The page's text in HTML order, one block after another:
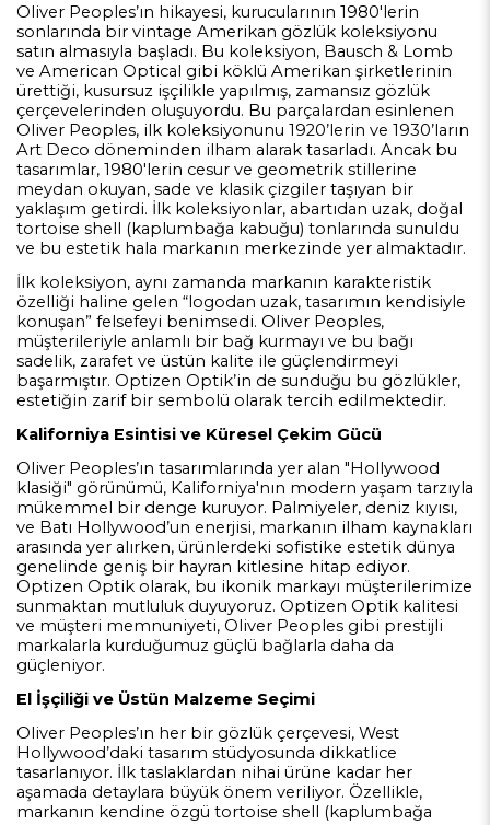
Oliver Peoples’ın hikayesi, kurucularının 1980'lerin
sonlarında bir vintage Amerikan gözlük koleksiyonu
satın almasıyla başladı. Bu koleksiyon, Bausch & Lomb
ve American Optical gibi köklü Amerikan şirketlerinin
ürettiği, kusursuz işçilikle yapılmış, zamansız gözlük
çerçevelerinden oluşuyordu. Bu parçalardan esinlenen
Oliver Peoples, ilk koleksiyonunu 1920’lerin ve 1930’ların
Art Deco döneminden ilham alarak tasarladı. Ancak bu
tasarımlar, 1980'lerin cesur ve geometrik stillerine
meydan okuyan, sade ve klasik çizgiler taşıyan bir
yaklaşım getirdi. İlk koleksiyonlar, abartıdan uzak, doğal
tortoise shell (kaplumbağa kabuğu) tonlarında sunuldu
ve bu estetik hala markanın merkezinde yer almaktadır.
İlk koleksiyon, aynı zamanda markanın karakteristik
özelliği haline gelen “logodan uzak, tasarımın kendisiyle
konuşan” felsefeyi benimsedi. Oliver Peoples,
müşterileriyle anlamlı bir bağ kurmayı ve bu bağı
sadelik, zarafet ve üstün kalite ile güçlendirmeyi
başarmıştır. Optizen Optik’in de sunduğu bu gözlükler,
estetiğin zarif bir sembolü olarak tercih edilmektedir.
Kaliforniya Esintisi ve Küresel Çekim Gücü
Oliver Peoples’ın tasarımlarında yer alan "Hollywood
klasiği" görünümü, Kaliforniya'nın modern yaşam tarzıyla
mükemmel bir denge kuruyor. Palmiyeler, deniz kıyısı,
ve Batı Hollywood’un enerjisi, markanın ilham kaynakları
arasında yer alırken, ürünlerdeki sofistike estetik dünya
genelinde geniş bir hayran kitlesine hitap ediyor.
Optizen Optik olarak, bu ikonik markayı müşterilerimize
sunmaktan mutluluk duyuyoruz. Optizen Optik kalitesi
ve müşteri memnuniyeti, Oliver Peoples gibi prestijli
markalarla kurduğumuz güçlü bağlarla daha da
güçleniyor.
El İşçiliği ve Üstün Malzeme Seçimi
Oliver Peoples’ın her bir gözlük çerçevesi, West
Hollywood’daki tasarım stüdyosunda dikkatlice
tasarlanıyor. İlk taslaklardan nihai ürüne kadar her
aşamada detaylara büyük önem veriliyor. Özellikle,
markanın kendine özgü tortoise shell (kaplumbağa